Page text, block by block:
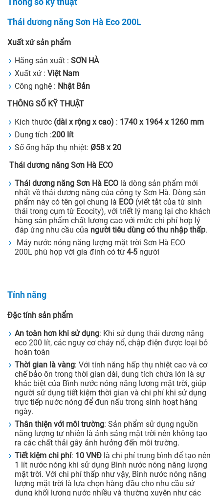
Thái dương năng Sơn Hà Eco 200L
Xuất xứ sản phẩm
Hãng sản xuất : SƠN HÀ
Xuất xứ : Việt Nam
Công nghệ : Nhật Bản
THÔNG SỐ KỸ THUẬT
Kích thước (dài x rộng x cao) : 1740 x 1964 x 1260 mm
Dung tích :200 lít
Số ống hấp thụ nhiệt: Ø58 x 20
Thái dương năng Sơn Hà ECO
Thái dương năng Sơn Hà ECO là dòng sản phẩm mới
nhất về thái dương năng của công ty Sơn Hà. Dòng sản
phẩm này có tên gọi chung là ECO (viết tắt của từ sinh
thái trong cụm từ Ecocity), với triết lý mang lại cho khách
hàng sản phẩm chất lượng cao với mức chi phí hợp lý
đáp ứng nhu cầu của người tiêu dùng có thu nhập thấp.
Máy nước nóng năng lượng mặt trời Sơn Hà ECO
200L phù hợp với gia đình có từ 4-5 người
Tính năng
Đặc tính sản phẩm
An toàn hơn khi sử dụng: Khi sử dụng thái dương năng
eco 200 lít, các nguy cơ cháy nổ, chập điện được loại bỏ
hoàn toàn
Thời gian là vàng: Với tính năng hấp thụ nhiệt cao và cơ
chế bảo ôn trong thời gian dài, dung tích chứa lớn là sự
khác biệt của Bình nước nóng năng lượng mặt trời, giúp
người sử dụng tiết kiệm thời gian và chi phí khi sử dụng
trực tiếp nước nóng để đun nấu trong sinh hoạt hàng
ngày.
Thân thiện với môi trường: Sản phẩm sử dụng nguồn
năng lượng tự nhiên là ánh sáng mặt trời nên không tạo
ra các chất thải gây ảnh hưởng đến môi trường.
Tiết kiệm chi phí: 10 VNĐ là chi phí trung bình để tạo nên
1 lít nước nóng khi sử dụng Bình nước nóng năng lượng
mặt trời. Với chi phí thấp như vậy, Bình nước nóng năng
lượng mặt trời là lựa chọn hàng đầu cho nhu cầu sử
dụng khối lượng nước nhiều và thường xuyên như các